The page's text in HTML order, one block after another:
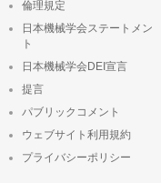
倫理規定
日本機械学会ステートメン
ト
日本機械学会DEI宣言
提言
パブリックコメント
ウェブサイト利用規約
プライバシーポリシー